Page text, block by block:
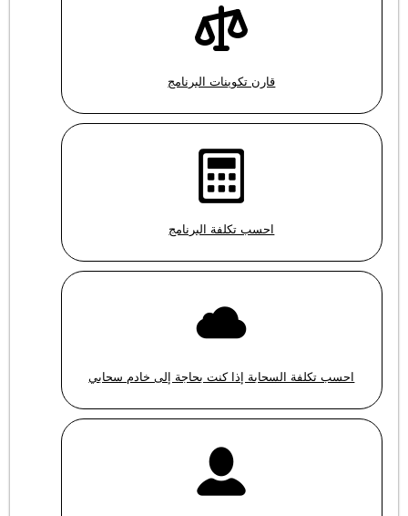
قارن تكوينات البرنامج
احسب تكلفة البرنامج
احسب تكلفة السحابة إذا كنت بحاجة إلى خادم سحابي